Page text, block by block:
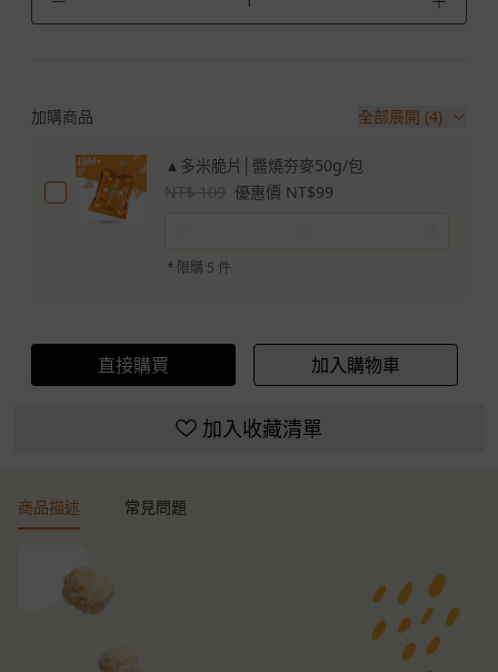
加購商品 全部展開 (4)
▲多米脆片│醬燒夯麥50g/包
NT$ 109 優惠價 NT$99
* 限購 5 件
直接購買 加入購物車
加入收藏清單
商品描述 常見問題